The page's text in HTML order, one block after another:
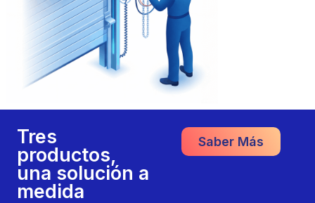
Tres
productos,
una solución a
medida
Saber Más